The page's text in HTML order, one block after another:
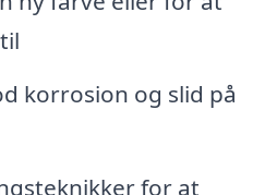
korrosion og slid på
for at